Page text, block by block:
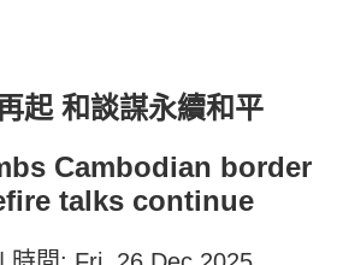
起 和談謀永續和平
Cambodian border
talks continue